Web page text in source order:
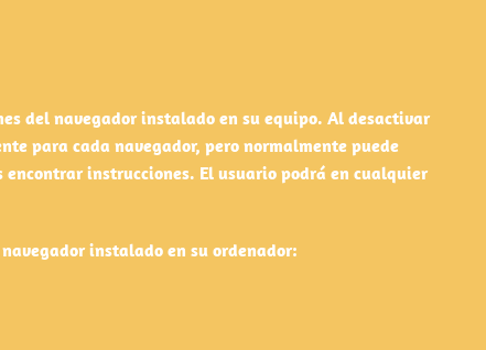
del navegador instalado en su equipo. Al desactivar
para cada navegador, pero normalmente puede
encontrar instrucciones. El usuario podrá en cualquier
instalado en su ordenador: